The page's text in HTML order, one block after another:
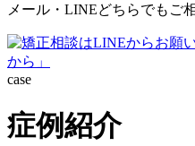
メール・LINEどちらでもご
case
症例紹介